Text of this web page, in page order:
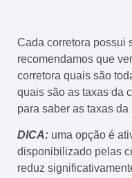
Cada corretora possui
recomendamos que
corretora quais são
quais são as taxas da
para saber as taxas da
DICA: uma opção é
disponibilizado pelas
reduz